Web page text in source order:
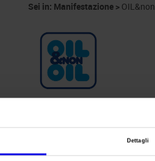
Dettagli
Sei in: Manifestazione>